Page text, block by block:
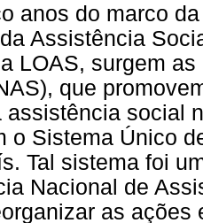
anos do marco
Assistência
LOAS, surgem
que
assistência social
o Sistema Único
Tal sistema foi
Nacional de
as ações